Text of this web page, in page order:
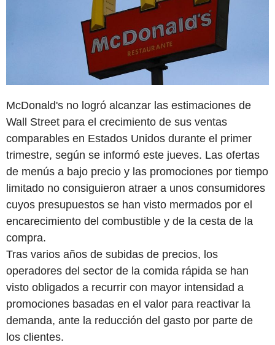
McDonald's no logró alcanzar las estimaciones de
Wall Street para el crecimiento de sus ventas
comparables en Estados Unidos durante el primer
trimestre, según se informó este jueves. Las ofertas
de menús a bajo precio y las promociones por tiempo
limitado no consiguieron atraer a unos consumidores
cuyos presupuestos se han visto mermados por el
encarecimiento del combustible y de la cesta de la
compra.
Tras varios años de subidas de precios, los
operadores del sector de la comida rápida se han
visto obligados a recurrir con mayor intensidad a
promociones basadas en el valor para reactivar la
demanda, ante la reducción del gasto por parte de
los clientes.